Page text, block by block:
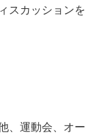
スカッションを
、運動会、オー